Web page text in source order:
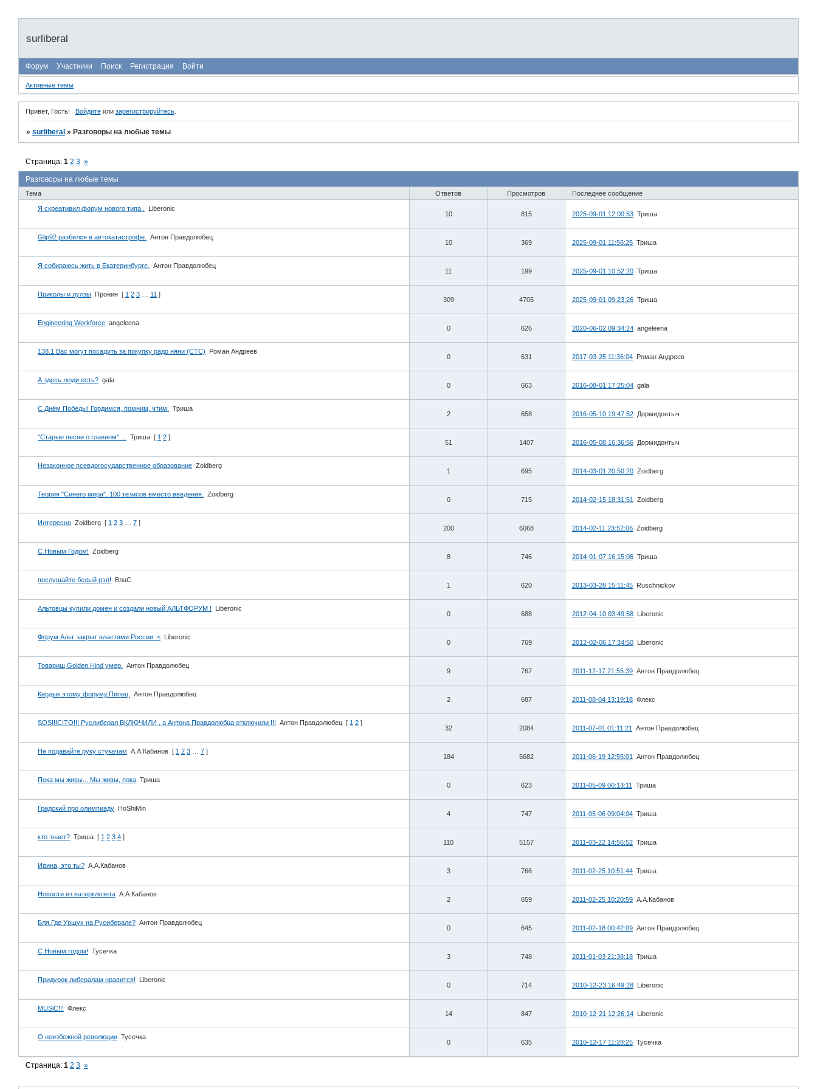
surliberal
Форум Участники Поиск Регистрация Войти
Активные темы
Привет, Гость! Войдитеили зарегистрируйтесь.
»surliberal » Разговоры на любые темы
Разговоры на любые темы
Страница:1 2 3 »
Тема Ответов Просмотров Последнее сообщение
Я скреативил форум нового типа . Liberonic
10 815 2025-09-01 12:00:53 Триша
Glip92 разбился в автокатастрофе. Антон Правдолюбец
10 369 2025-09-01 11:56:25 Триша
Я собираюсь жить в Екатеринбурге. Антон Правдолюбец
11 199 2025-09-01 10:52:20 Триша
Приколы и лулзы Пронин [ 1 2 3 11 ]
309 4705 2025-09-01 09:23:26 Триша
Engineering Workforce angeleena
0 626 2020-06-02 09:34:24 angeleena
138.1 Вас могут посадить за покупку радо няни (СТС) Роман Андреев
0 631 2017-03-25 11:36:04 Роман Андреев
А здесь люди есть? gala
0 663 2016-08-01 17:25:04 gala
С Днём Победы! Гордимся, помним, чтим. Триша
2 658 2016-05-10 19:47:52 Дормидонтыч
"Старые песни о главном" ... Триша [ 1 2 ]
51 1407 2016-05-08 16:36:56 Дормидонтыч
Незаконное псевдогосударственное образование Zoidberg
1 695 2014-03-01 20:50:20 Zoidberg
Теория "Синего мира". 100 тезисов вместо введения. Zoidberg
0 715 2014-02-15 18:31:51 Zoidberg
Интересно Zoidberg [ 1 2 3 7 ]
200 6068 2014-02-11 23:52:06 Zoidberg
С Новым Годом! Zoidberg
8 746 2014-01-07 16:15:06 Триша
послушайте белый рэп! ВлаС
1 620 2013-03-28 15:11:45 Ruschnickov
Альтовцы купили домен и создали новый АЛЬТФОРУМ ! Liberonic
0 688 2012-04-10 03:49:58 Liberonic
Форум Альт закрыт властями России. < Liberonic
0 769 2012-02-06 17:34:50 Liberonic
Товарищ Golden Hind умер. Антон Правдолюбец
9 767 2011-12-17 21:55:39 Антон Правдолюбец
Кирдык этому форуму.Пипец. Антон Правдолюбец
2 687 2011-08-04 13:19:18 Флекс
SOS!!!CITO!!! Руслиберал ВКЛЮЧИЛИ , а Антона Правдолюбца отключили !!! Антон Правдолюбец [ 1 2 ]
32 2084 2011-07-01 01:11:21 Антон Правдолюбец
Не подавайте руку стукачам А.А.Кабанов [ 1 2 3 7 ]
184 5682 2011-06-19 12:55:01 Антон Правдолюбец
Пока мы живы... Мы живы, пока Триша
0 623 2011-05-09 00:13:11 Триша
Градский про олимпиаду HoShiMin
4 747 2011-05-06 09:04:04 Триша
кто знает? Триша [ 1 2 3 4 ]
110 5157 2011-03-22 14:56:52 Триша
Ирина, это ты? А.А.Кабанов
3 766 2011-02-25 10:51:44 Триша
Новости из ватерклозета А.А.Кабанов
2 659 2011-02-25 10:20:59 А.А.Кабанов
Бля.Где Урщух на Русиберале? Антон Правдолюбец
0 645 2011-02-18 00:42:09 Антон Правдолюбец
С Новым годом! Тусечка
3 748 2011-01-03 21:38:18 Триша
Придурок либералам нравится! Liberonic
0 714 2010-12-23 16:49:28 Liberonic
MUSiC!!! Флекс
14 847 2010-12-21 12:26:14 Liberonic
О неизбежной революции Тусечка
0 635 2010-12-17 11:28:25 Тусечка
Страница:1 2 3 »